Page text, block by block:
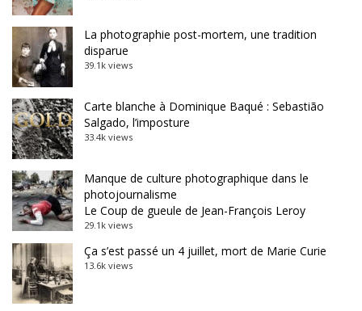
La photographie post-mortem, une tradition
disparue
39.1k views
Carte blanche à Dominique Baqué : Sebastião
Salgado, l’imposture
33.4k views
Manque de culture photographique dans le
photojournalisme
Le Coup de gueule de Jean-François Leroy
29.1k views
Ça s’est passé un 4 juillet, mort de Marie Curie
13.6k views